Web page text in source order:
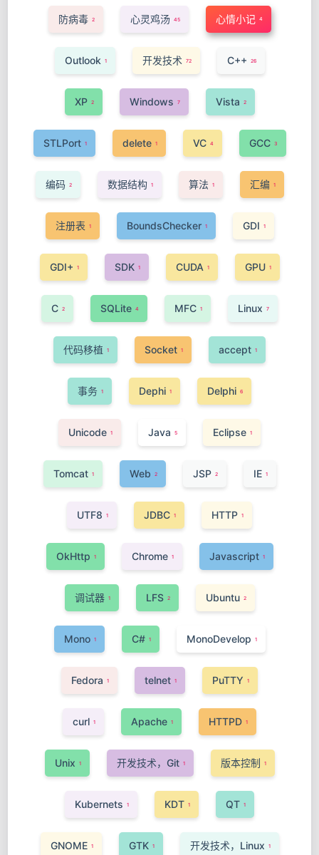
防病毒 2 心灵鸡汤 45 心情小记 4
Outlook 1 开发技术 72 C++ 26
XP 2 Windows 7 Vista 2
STLPort 1 delete 1 VC 4 GCC 3
编码 2 数据结构 1 算法 1 汇编 1
注册表 1 BoundsChecker 1 GDI 1
GDI+ 1 SDK 1 CUDA 1 GPU 1
C 2 SQLite 4 MFC 1 Linux 7
代码移植 1 Socket 1 accept 1
事务 1 Dephi 1 Delphi 6
Unicode 1 Java 5 Eclipse 1
Tomcat 1 Web 2 JSP 2 IE 1
UTF8 1 JDBC 1 HTTP 1
OkHttp 1 Chrome 1 Javascript 1
调试器 1 LFS 2 Ubuntu 2
Mono 1 C# 1 MonoDevelop 1
Fedora 1 telnet 1 PuTTY 1
curl 1 Apache 1 HTTPD 1
Unix 1 开发技术，Git 1 版本控制 1
Kubernets 1 KDT 1 QT 1
GNOME 1 GTK 1 开发技术，Linux 1